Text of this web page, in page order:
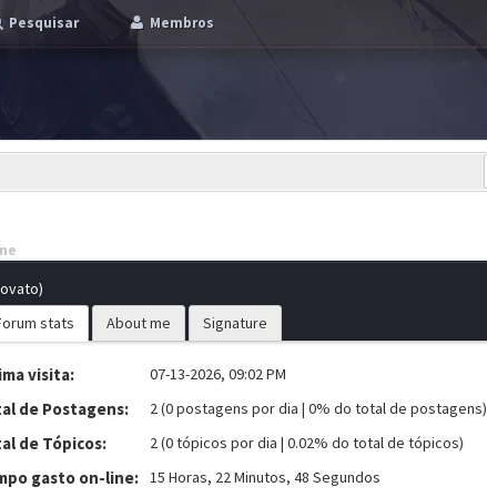
Pesquisar Membros
stats
About me Signature
visita: 07-13-2026, 09:02 PM
de Postagens: 2 (0 postagens por dia | 0% do total de postagens)
de Tópicos: 2 (0 tópicos por dia | 0.02% do total de tópicos)
gasto on-line: 15 Horas, 22 Minutos, 48 Segundos